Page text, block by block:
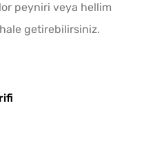
peyniri veya hellim
getirebilirsiniz.